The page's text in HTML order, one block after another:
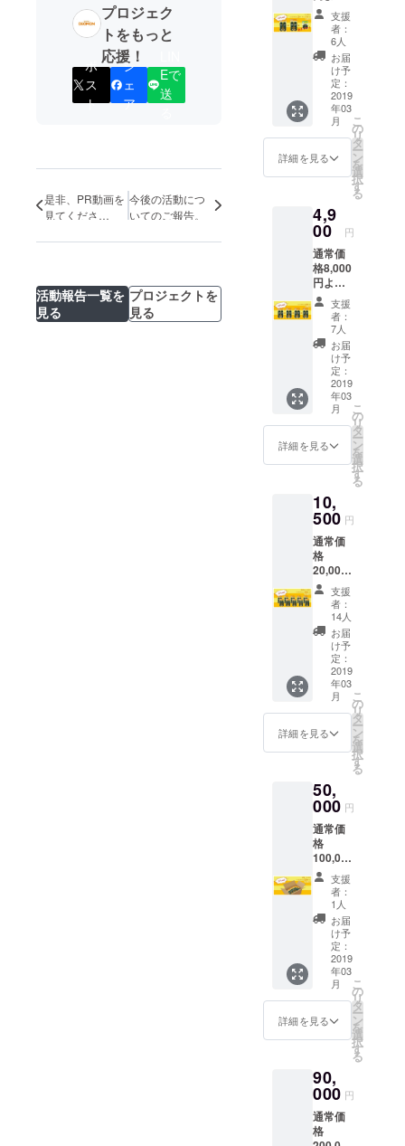
プロジェク
トをもっと
応援！
ポ
ス
ト
シ
ェ
ア
Eで
送
是非、PR動画を
見てくださ
今後の活動につ
いてのご報告。
活動報告一覧を
見る
プロジェクトを
見る
割引に
送料は
含まれ
ませ
ん。
定数量
300個の
お得な2
個SET ※
表示価
格は全
て税込
みで
す。 ※1
円単位
は切り
割引に
送料は
含まれ
ませ
ん。
45％off
！！
SET割
引！
Lordy＆
Roedy2
個＋
Alyssa
SET！
支援
額：
3,200円
本体価
格2,700
円＋送
料500円
靴・小
物用と
洗濯排
水口用
がSET
になっ
たお得
なセッ
トです♪
我慢出
来ない
下水臭
もこの
ちゃい
ましょ
う！ ※
表示価
格は全
て税込
みで
す。 ※1
円単位
は切り
捨てて
おりま
す。 ※
割引に
送料は
含まれ
ませ
支援
者：
6人
お届
け予
定：
2019
年03
月
詳細を見る
こ
の
リ
タ
ー
ン
を
選
択
す
る
4,9
00 円
通常価
格8,000
円より
45％off
！！
Lordy＆
Roedy4
個SET
支援
額：
4,900円
内訳：
本体価
格4,410
円＋送
料500円
り4個
セット
だか
ら、靴
箱で保
管中の
靴も全
部消臭
でき
ちゃい
ます。
※表示価
格は全
て税込
みで
す。 ※1
円単位
す。 ※
割引に
送料は
含まれ
ませ
ん。
支援
者：
7人
お届
け予
定：
2019
年03
月
詳細を見る
こ
の
リ
タ
ー
ン
を
選
択
す
る
10,
500 円
通常価
格
20,000
円より
50％off
！！ 靴
箱丸ご
と消
臭！
Lordy＆
Roedy1
0個SET
支援
額：
10,500
円 内
体価格
10,000
円＋送
料500円
ご家族
の靴も
まとめ
て全部
消臭で
きちゃ
うお得
な10個
セッ
ト！ 靴
箱を開
けた瞬
間のモ
れで解
決！！
※表示価
格は全
て税込
支援
者：
14人
お届
け予
定：
2019
年03
月
詳細を見る
こ
の
リ
タ
ー
ン
を
選
択
す
る
50,
000 円
通常価
格
100,000
円より
50％off
！！ 店
舗・法
人向け
Lordy＆
Roedy5
0個SET
支援
額：
50,000
円(消費
税及び
『商品
を仕入
れた
い！』
『プレ
支援
者：
1人
お届
け予
定：
2019
年03
月
詳細を見る
こ
の
リ
タ
ー
ン
を
選
択
す
る
90,
000 円
通常価
格